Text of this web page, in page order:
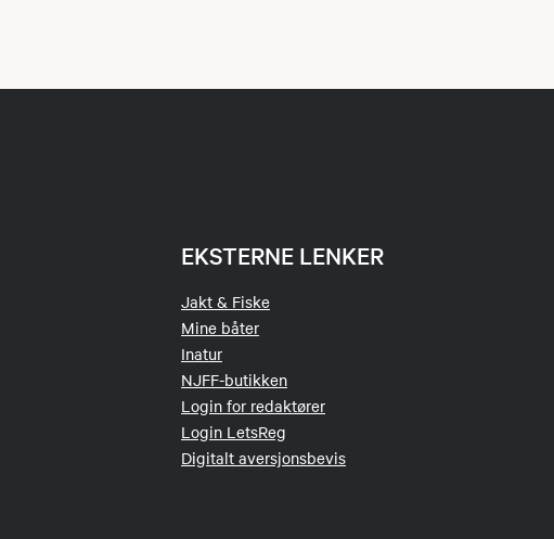
EKSTERNE LENKER
Jakt & Fiske
Mine båter
Inatur
NJFF-butikken
Login for redaktører
Login LetsReg
Digitalt aversjonsbevis